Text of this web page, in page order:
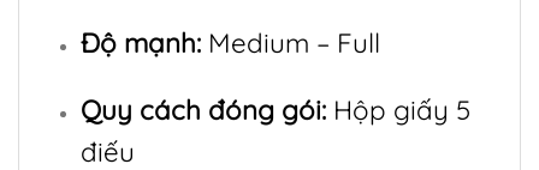
Độ mạnh:Medium – Full
Quy cách đóng gói:Hộp giấy 5
điếu